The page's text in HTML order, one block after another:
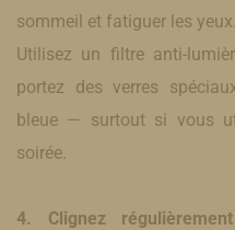
sommeil et fatiguer les yeux.
Utilisez un filtre anti-
portez des verres
bleue — surtout si vous
soirée.
4. Clignez